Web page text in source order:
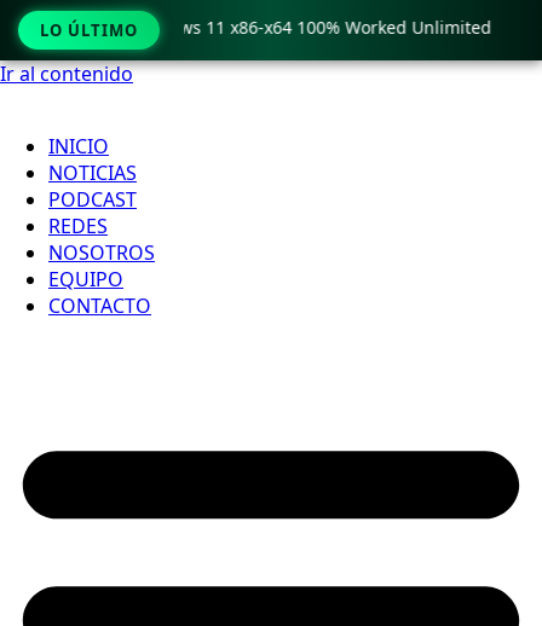
Ir al contenido
INICIO
NOTICIAS
PODCAST
REDES
NOSOTROS
EQUIPO
CONTACTO
LO ÚLTIMO
Crack only Windows 11 x86-x64 100% Worked Unlimited